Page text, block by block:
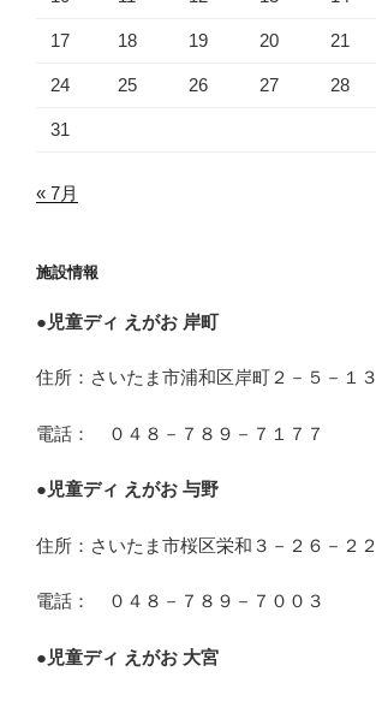
17 18 19 20 21
24 25 26 27 28
31
« 7月
施設情報
● 児童ディ えがお 岸町
住所：さいたま市浦和区岸町２－５－１３
電話： ０４８－７８９－７１７７
● 児童ディ えがお 与野
住所：さいたま市桜区栄和３－２６－２２
電話： ０４８－７８９－７００３
● 児童ディ えがお 大宮